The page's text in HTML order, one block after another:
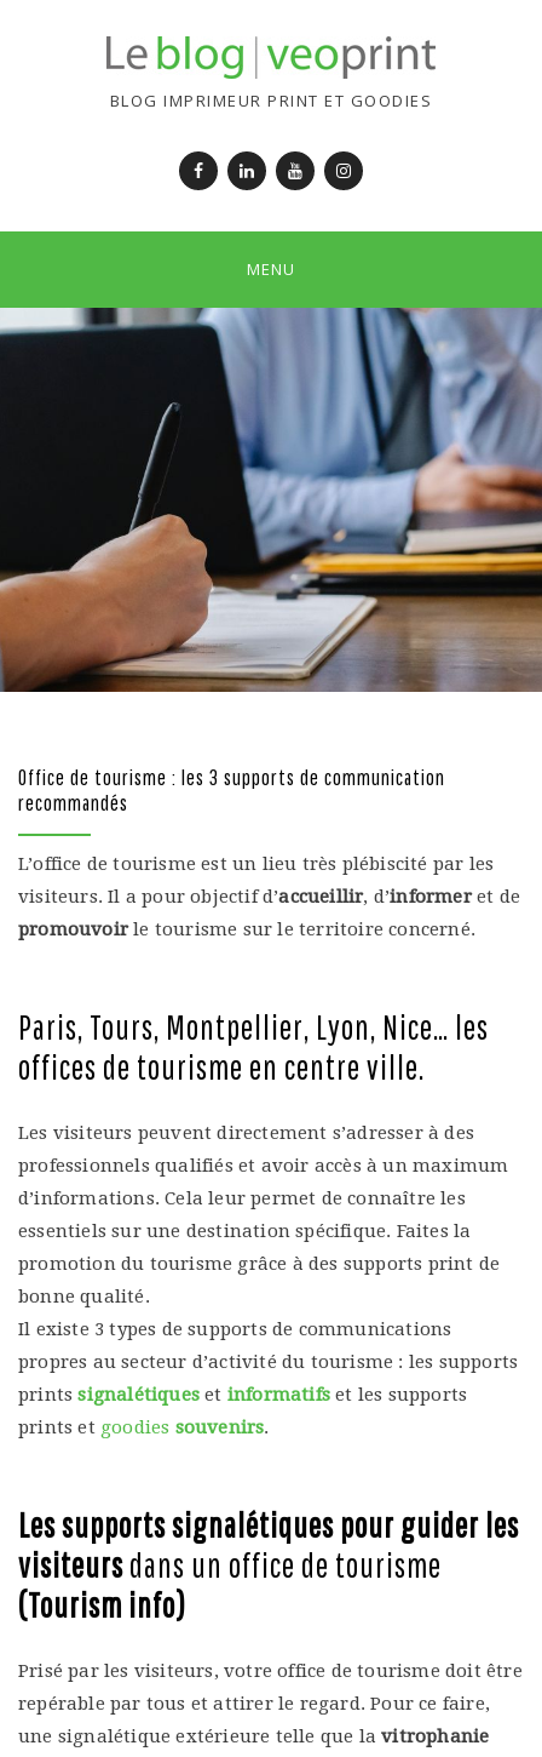
BLOG IMPRIMEUR PRINT ET GOODIES
FacebookLinkedInYouTubeInstagram
MENU
Office de tourisme : les 3 supports de communication
recommandés
L’office de tourisme est un lieu très plébiscité par les
visiteurs. Il a pour objectif d’accueillir, d’informeret de
promouvoirle tourisme sur le territoire concerné.
Paris, Tours, Montpellier, Lyon, Nice… les
offices de tourisme en centre ville.
Les visiteurs peuvent directement s’adresser à des
professionnels qualifiés et avoir accès à un maximum
d’informations. Cela leur permet de connaître les
essentiels sur une destination spécifique. Faites la
promotion du tourisme grâce à des supports print de
bonne qualité.
Il existe 3 types de supports de communications
propres au secteur d’activité du tourisme : les supports
printssignalétiques et informatifs et les supports
prints et goodies souvenirs.
Les supports signalétiques pour guider les
visiteursdans un office de tourisme
(Tourism info)
Prisé par les visiteurs, votre office de tourisme doit être
repérable par tous et attirer le regard. Pour ce faire,
une signalétique extérieure telle que la vitrophanie